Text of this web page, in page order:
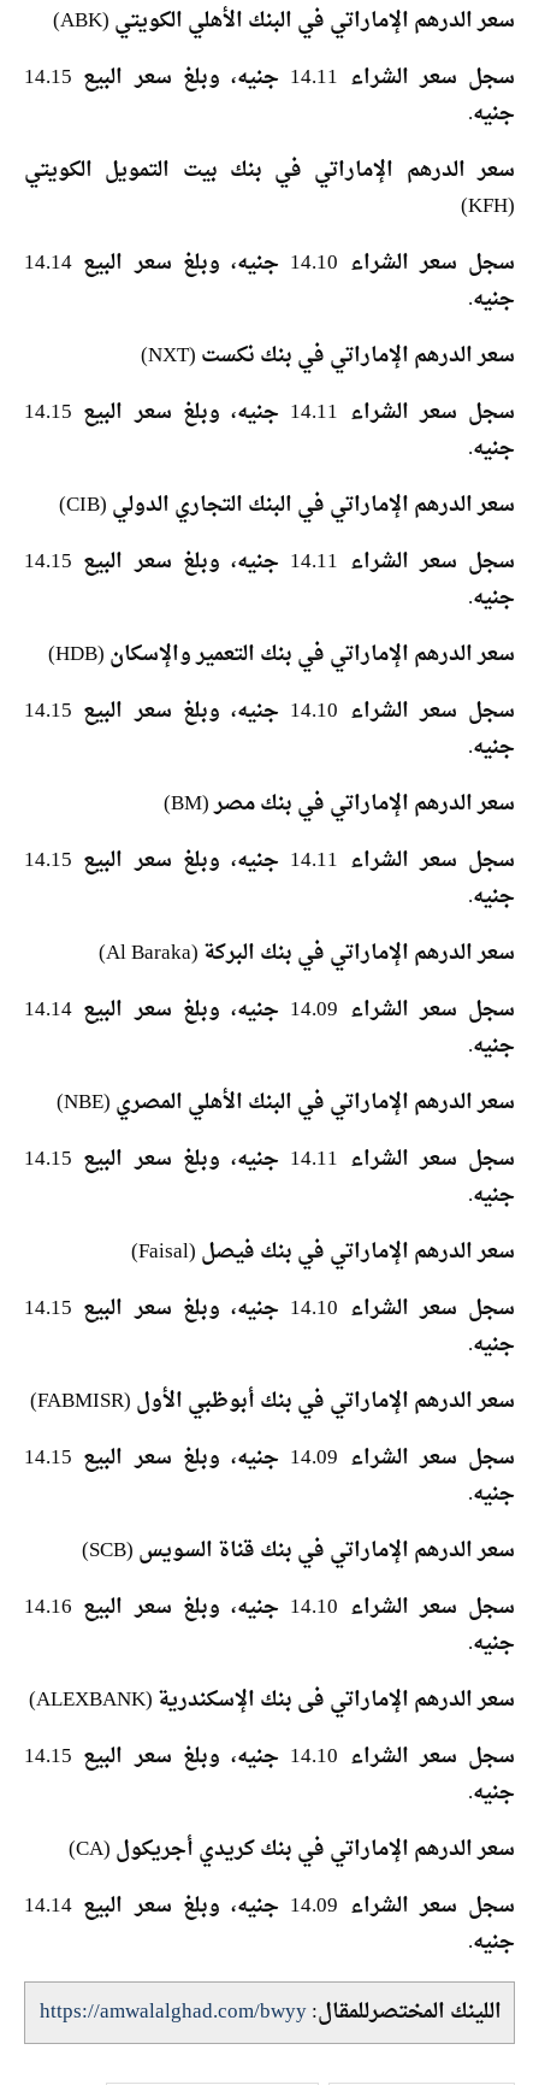
سعر الدرهم الإماراتي في البنك الأهلي الكويتي (ABK)
سجل سعر الشراء 14.11 جنيه، وبلغ سعر البيع 14.15
جنيه.
سعر الدرهم الإماراتي في بنك بيت التمويل الكويتي
(KFH)
سجل سعر الشراء 14.10 جنيه، وبلغ سعر البيع 14.14
جنيه.
سعر الدرهم الإماراتي في بنك نكست (NXT)
سجل سعر الشراء 14.11 جنيه، وبلغ سعر البيع 14.15
جنيه.
سعر الدرهم الإماراتي في البنك التجاري الدولي (CIB)
سجل سعر الشراء 14.11 جنيه، وبلغ سعر البيع 14.15
جنيه.
سعر الدرهم الإماراتي في بنك التعمير والإسكان (HDB)
سجل سعر الشراء 14.10 جنيه، وبلغ سعر البيع 14.15
جنيه.
سعر الدرهم الإماراتي في بنك مصر (BM)
سجل سعر الشراء 14.11 جنيه، وبلغ سعر البيع 14.15
جنيه.
سعر الدرهم الإماراتي في بنك البركة (Al Baraka)
سجل سعر الشراء 14.09 جنيه، وبلغ سعر البيع 14.14
جنيه.
سعر الدرهم الإماراتي في البنك الأهلي المصري (NBE)
سجل سعر الشراء 14.11 جنيه، وبلغ سعر البيع 14.15
جنيه.
سعر الدرهم الإماراتي في بنك فيصل (Faisal)
سجل سعر الشراء 14.10 جنيه، وبلغ سعر البيع 14.15
جنيه.
سعر الدرهم الإماراتي في بنك أبوظبي الأول (FABMISR)
سجل سعر الشراء 14.09 جنيه، وبلغ سعر البيع 14.15
جنيه.
سعر الدرهم الإماراتي في بنك قناة السويس (SCB)
سجل سعر الشراء 14.10 جنيه، وبلغ سعر البيع 14.16
جنيه.
سعر الدرهم الإماراتي فى بنك الإسكندرية (ALEXBANK)
سجل سعر الشراء 14.10 جنيه، وبلغ سعر البيع 14.15
جنيه.
سعر الدرهم الإماراتي في بنك كريدي أجريكول (CA)
سجل سعر الشراء 14.09 جنيه، وبلغ سعر البيع 14.14
جنيه.
اللينك المختصرللمقال:https://amwalalghad.com/bwyy